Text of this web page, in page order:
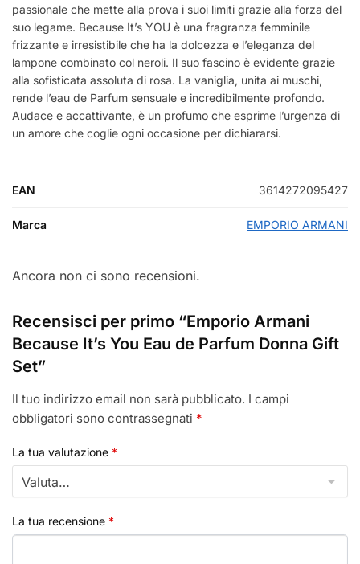
passionale che mette alla prova i suoi limiti grazie alla forza del
suo legame. Because It’s YOU è una fragranza femminile
frizzante e irresistibile che ha la dolcezza e l’eleganza del
lampone combinato col neroli. Il suo fascino è evidente grazie
alla sofisticata assoluta di rosa. La vaniglia, unita ai muschi,
rende l’eau de Parfum sensuale e incredibilmente profondo.
Audace e accattivante, è un profumo che esprime l’urgenza di
un amore che coglie ogni occasione per dichiararsi.
EAN 3614272095427
Marca EMPORIO ARMANI
Ancora non ci sono recensioni.
Recensisci per primo “Emporio Armani
Because It’s You Eau de Parfum Donna Gift
Set”
Il tuo indirizzo email non sarà pubblicato. I campi
obbligatori sono contrassegnati *
La tua valutazione *
La tua recensione *